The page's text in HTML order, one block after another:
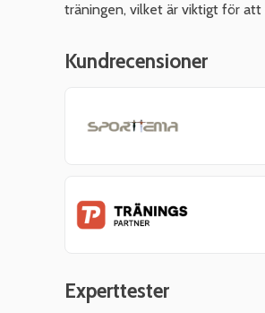
träningen, vilket är viktigt för
Kundrecensioner
Experttester